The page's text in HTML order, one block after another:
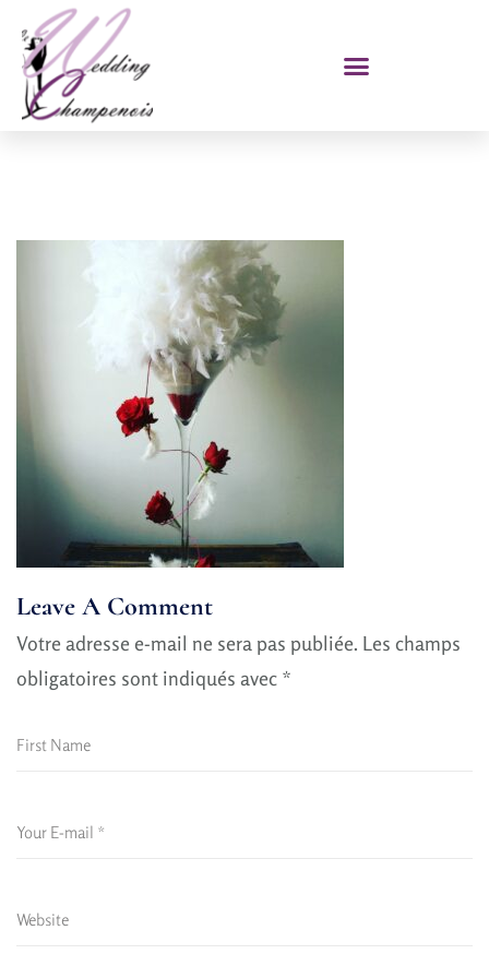
Leave A Comment
Votre adresse e-mail ne sera pas publiée. Les champs
obligatoires sont indiqués avec *